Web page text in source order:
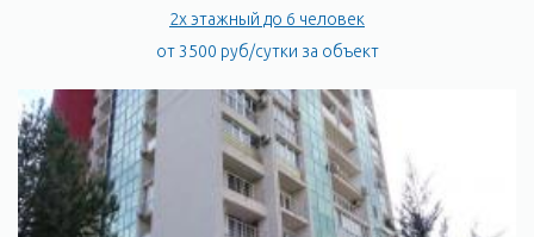
2х этажный до 6 человек
от 3500 руб/сутки за объект